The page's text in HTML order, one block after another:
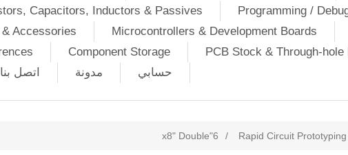
Programming /
Capacitors, Inductors & Passives
Microcontrollers & Development Boards
Accessories
PCB Stock & Through-hole
Component Storage
حسابي
مدونة اتصل بنا
Rapid Circuit Prototyping
/
6"x8" Double